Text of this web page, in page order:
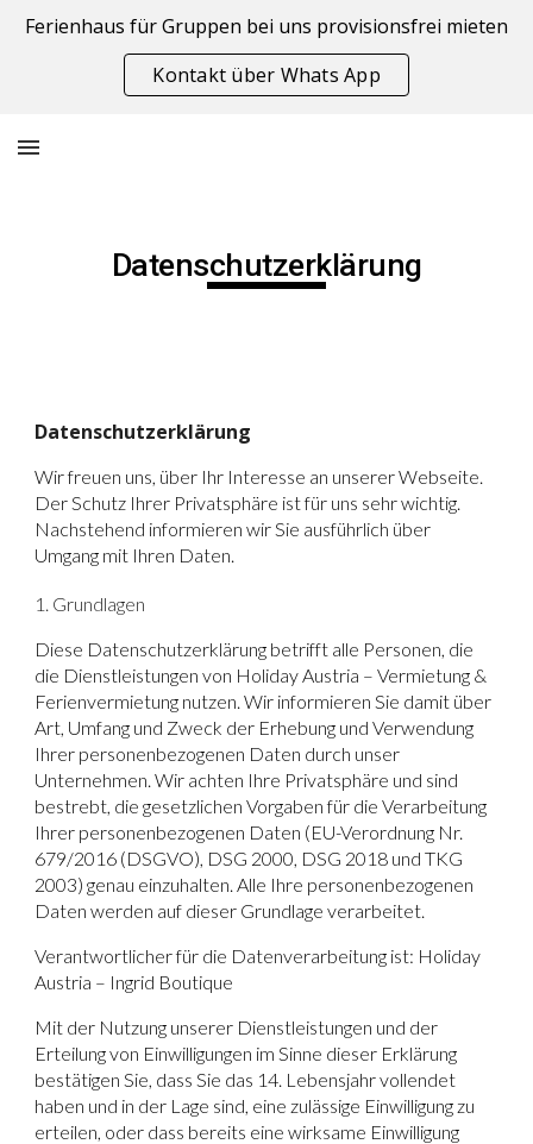
Ferienhaus für Gruppen bei uns provisionsfrei mieten
Kontakt über Whats App
Datenschutzerklärung
Datenschutzerklärung
Wir freuen uns, über Ihr Interesse an unserer Webseite.
Der Schutz Ihrer Privatsphäre ist für uns sehr wichtig.
Nachstehend informieren wir Sie ausführlich über
Umgang mit Ihren Daten.
1. Grundlagen
Diese Datenschutzerklärung betrifft alle Personen, die
die Dienstleistungen von Holiday Austria – Vermietung &
Ferienvermietung nutzen. Wir informieren Sie damit über
Art, Umfang und Zweck der Erhebung und Verwendung
Ihrer personenbezogenen Daten durch unser
Unternehmen. Wir achten Ihre Privatsphäre und sind
bestrebt, die gesetzlichen Vorgaben für die Verarbeitung
Ihrer personenbezogenen Daten (EU-Verordnung Nr.
679/2016 (DSGVO), DSG 2000, DSG 2018 und TKG
2003) genau einzuhalten. Alle Ihre personenbezogenen
Daten werden auf dieser Grundlage verarbeitet.
Verantwortlicher für die Datenverarbeitung ist: Holiday
Austria – Ingrid Boutique
Mit der Nutzung unserer Dienstleistungen und der
Erteilung von Einwilligungen im Sinne dieser Erklärung
bestätigen Sie, dass Sie das 14. Lebensjahr vollendet
haben und in der Lage sind, eine zulässige Einwilligung zu
erteilen, oder dass bereits eine wirksame Einwilligung